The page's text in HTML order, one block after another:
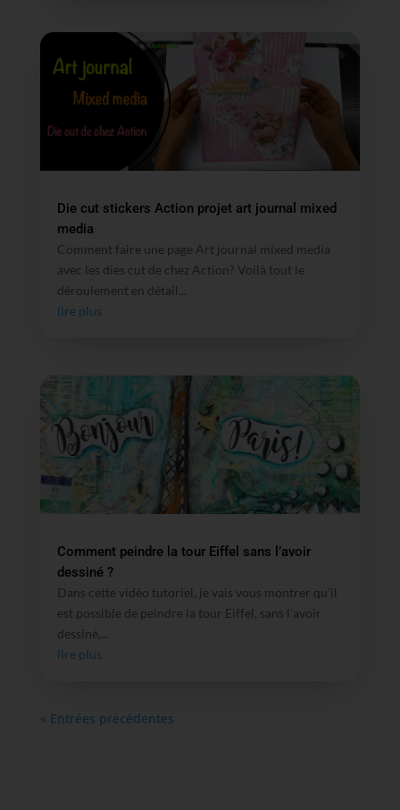
Die cut stickers Action projet art journal mixed
media
Comment faire une page Art journal mixed media
avec les dies cut de chez Action? Voilà tout le
déroulement en détail...
lire plus
Comment peindre la tour Eiffel sans l’avoir
dessiné ?
Dans cette vidéo tutoriel, je vais vous montrer qu’il
est possible de peindre la tour Eiffel, sans l'avoir
dessiné,...
lire plus
« Entrées précédentes